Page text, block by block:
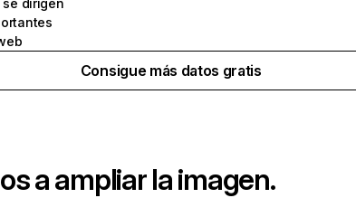
dirigen
Consigue más datos gratis
a ampliar la imagen.